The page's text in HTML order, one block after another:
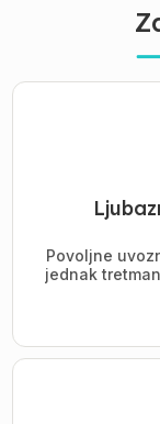
Povoljne
jednak